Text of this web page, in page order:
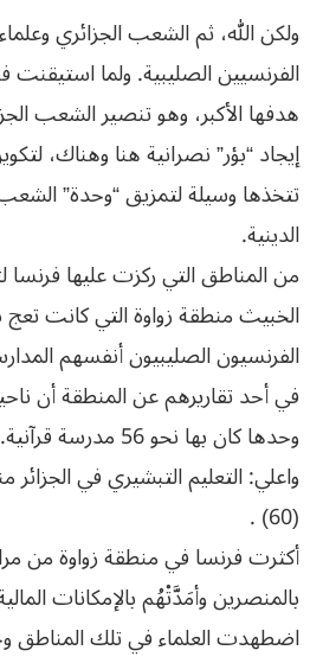
ولكن الله، ثم الشعب الجزائري
الفرنسيين الصليبية. ولما
هدفها الأكبر، وهو تنصير الشعب
إيجاد “بؤر” نصرانية هنا وهناك،
تتخذها وسيلة لتمزيق “وحدة”
الدينية.
من المناطق التي ركزت عليها
الخبيث منطقة زواوة التي كانت تعج
الفرنسيون الصليبيون أنفسهم
في أحد تقاريرهم عن المنطقة أن
وحدها كان بها نحو
واعلي: التعليم التبشيري في
(60) .
أكثرت فرنسا في منطقة زواوة من
بالمنصرين وأمَدَّتْهُم بالإمكانات
اضطهدت العلماء في تلك المناطق